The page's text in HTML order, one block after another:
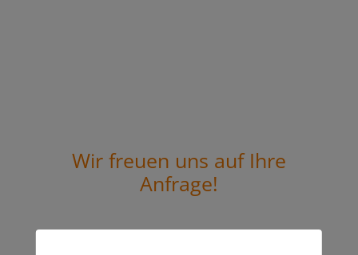
Wir freuen uns auf Ihre
Anfrage!